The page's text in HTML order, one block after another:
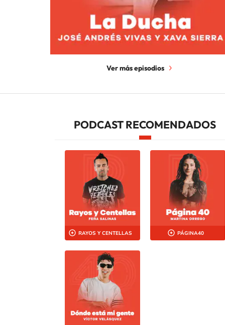
Ver más episodios
PODCAST RECOMENDADOS
RAYOS Y CENTELLAS PÁGINA40